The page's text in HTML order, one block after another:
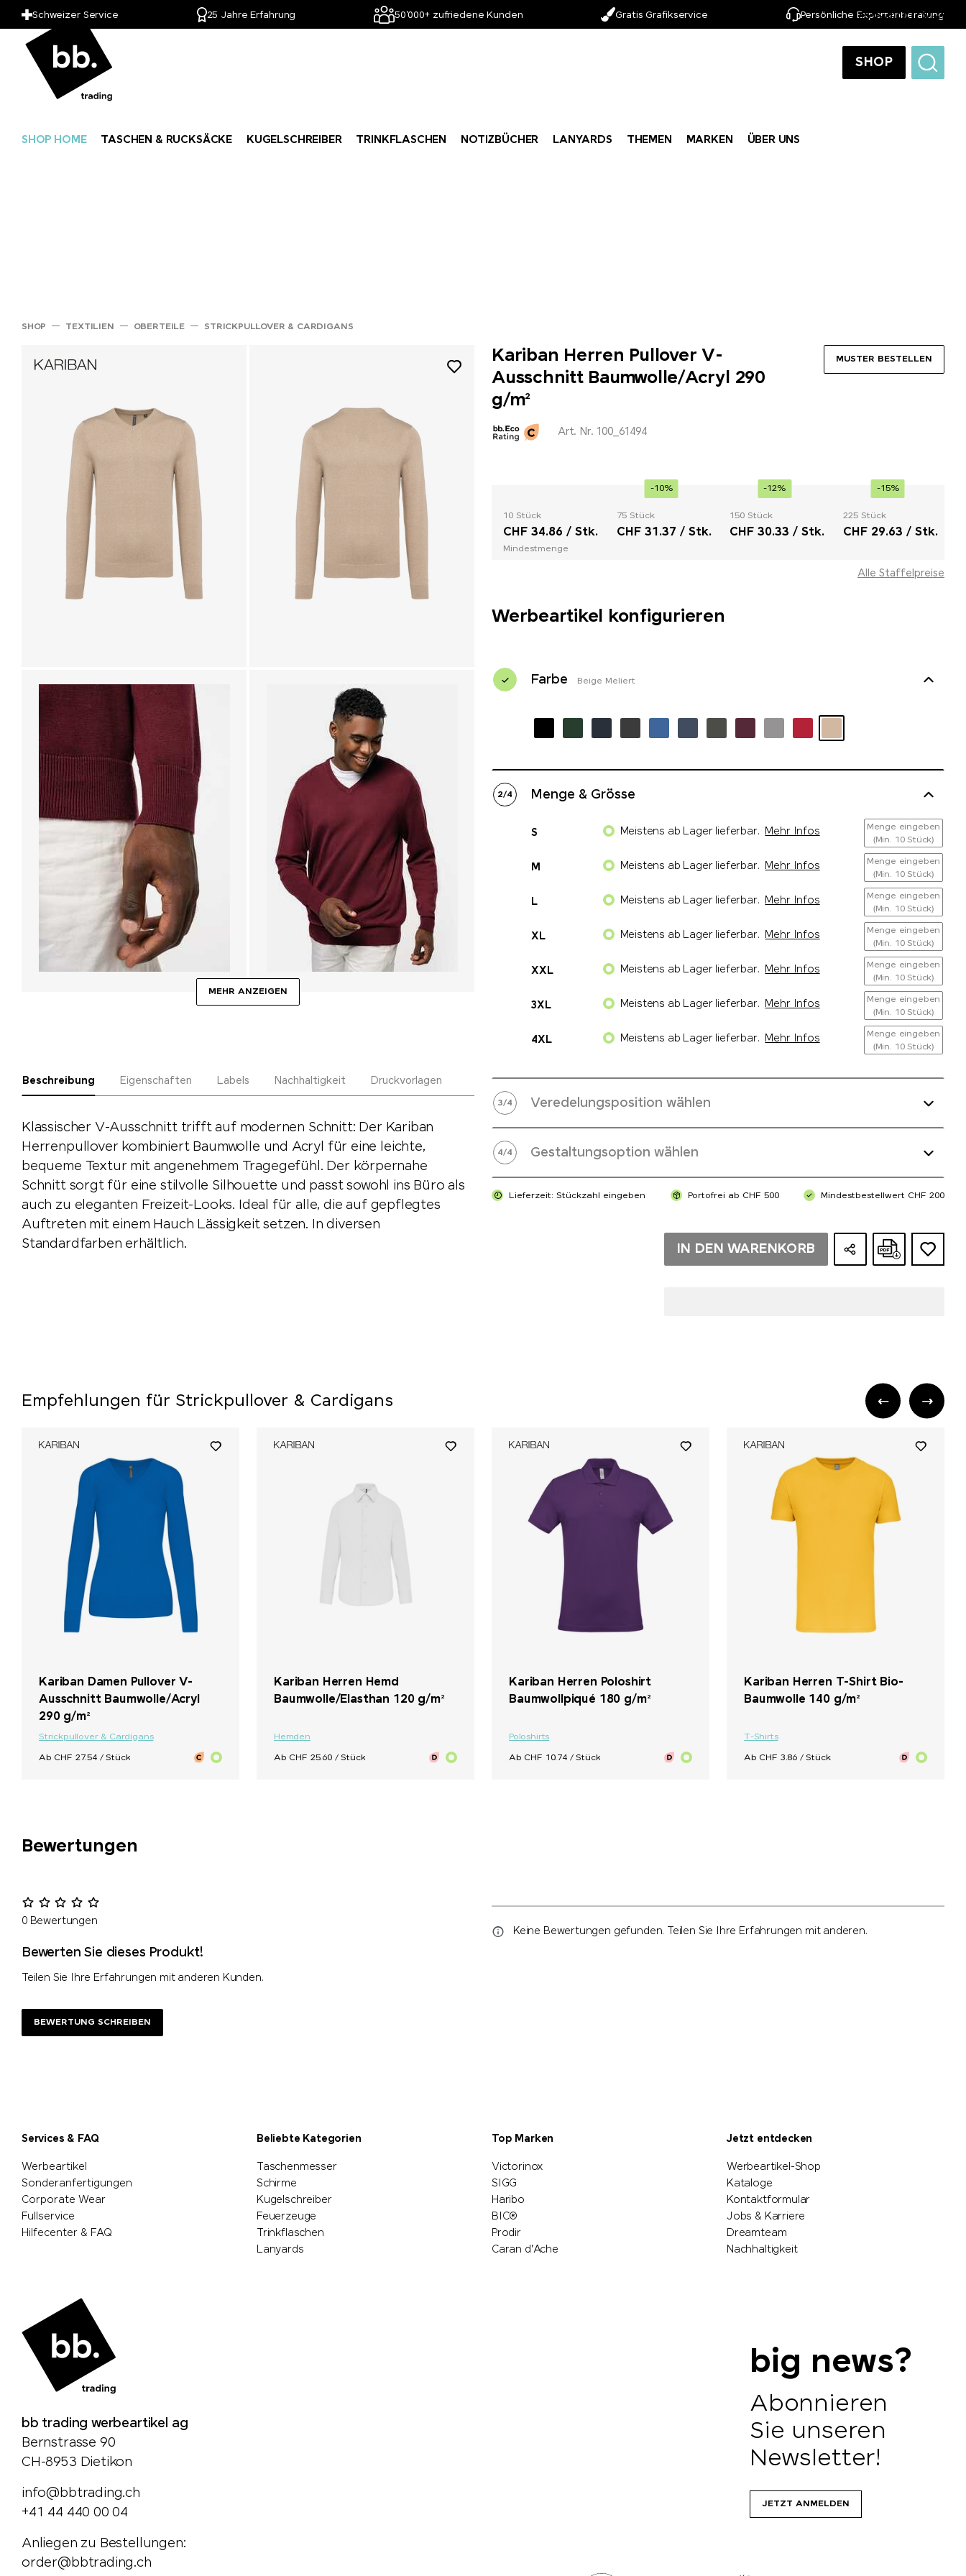
Schweizer Service 25 Jahre Erfahrung 50'000+ zufriedene Kunden Gratis Grafikservice Persönliche Expertenberatung
DE
SHOP
SHOP HOME TASCHEN & RUCKSÄCKE KUGELSCHREIBER TRINKFLASCHEN NOTIZBÜCHER LANYARDS THEMEN MARKEN ÜBER UNS
SHOP TEXTILIEN OBERTEILE STRICKPULLOVER & CARDIGANS
MEHR ANZEIGEN
Beschreibung Eigenschaften Labels Nachhaltigkeit Druckvorlagen
Klassischer V-Ausschnitt trifft auf modernen Schnitt: Der Kariban
Herrenpullover kombiniert Baumwolle und Acryl für eine leichte,
bequeme Textur mit angenehmem Tragegefühl. Der körpernahe
Schnitt sorgt für eine stilvolle Silhouette und passt sowohl ins Büro als
auch zu eleganten Freizeit-Looks. Ideal für alle, die auf gepflegtes
Auftreten mit einem Hauch Lässigkeit setzen. In diversen
Standardfarben erhältlich.
Kariban Herren Pullover V-
Ausschnitt Baumwolle/Acryl 290
g/m²
MUSTER BESTELLEN
Art. Nr. 100_61494
10 Stück
CHF 34.86 / Stk.
Mindestmenge
-10%
75 Stück
CHF 31.37 / Stk.
-12%
150 Stück
CHF 30.33 / Stk.
-15%
225 Stück
CHF 29.63 / Stk.
Alle Staffelpreise
Werbeartikel konfigurieren
Farbe Beige Meliert
2/4 Menge & Grösse
S Meistens ab Lager lieferbar. Mehr Infos
Menge eingeben
(Min. 10 Stück)
M Meistens ab Lager lieferbar. Mehr Infos
Menge eingeben
(Min. 10 Stück)
L Meistens ab Lager lieferbar. Mehr Infos
Menge eingeben
(Min. 10 Stück)
XL Meistens ab Lager lieferbar. Mehr Infos
Menge eingeben
(Min. 10 Stück)
XXL Meistens ab Lager lieferbar. Mehr Infos
Menge eingeben
(Min. 10 Stück)
3XL Meistens ab Lager lieferbar. Mehr Infos
Menge eingeben
(Min. 10 Stück)
4XL Meistens ab Lager lieferbar. Mehr Infos
Menge eingeben
(Min. 10 Stück)
3/4 Veredelungsposition wählen
4/4 Gestaltungsoption wählen
Lieferzeit: Stückzahl eingeben Portofrei ab CHF 500 Mindestbestellwert CHF 200
IN DEN WARENKORB
Empfehlungen für Strickpullover & Cardigans
Kariban Damen Pullover V-
Ausschnitt Baumwolle/Acryl
290 g/m²
Strickpullover & Cardigans
Ab CHF 27.54 / Stück
Kariban Herren Hemd
Baumwolle/Elasthan 120 g/m²
Hemden
Ab CHF 25.60 / Stück
Kariban Herren Poloshirt
Baumwollpiqué 180 g/m²
Poloshirts
Ab CHF 10.74 / Stück
Kariban Herren T-Shirt Bio-
Baumwolle 140 g/m²
T-Shirts
Ab CHF 3.86 / Stück
Bewertungen
0 Bewertungen
Bewerten Sie dieses Produkt!
Teilen Sie Ihre Erfahrungen mit anderen Kunden.
BEWERTUNG SCHREIBEN
Keine Bewertungen gefunden. Teilen Sie Ihre Erfahrungen mit anderen.
Services & FAQ
Werbeartikel
Sonderanfertigungen
Corporate Wear
Fullservice
Hilfecenter & FAQ
Beliebte Kategorien
Taschenmesser
Schirme
Kugelschreiber
Feuerzeuge
Trinkflaschen
Lanyards
Top Marken
Victorinox
SIGG
Haribo
BIC®
Prodir
Caran d'Ache
Jetzt entdecken
Werbeartikel-Shop
Kataloge
Kontaktformular
Jobs & Karriere
Dreamteam
Nachhaltigkeit
bb trading werbeartikel ag
Bernstrasse 90
CH-8953 Dietikon
info@bbtrading.ch
+41 44 440 00 04
Anliegen zu Bestellungen:
order@bbtrading.ch
big news?
Abonnieren
Sie unseren
Newsletter!
JETZT ANMELDEN